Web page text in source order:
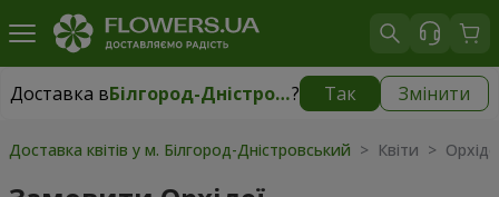
Доставка в Білгород-Дністровський? Так Змінити
Доставка вБілгород-Дністровський|безкоштовно
Доставка квітів у м. Білгород-Дністровський > Квіти >